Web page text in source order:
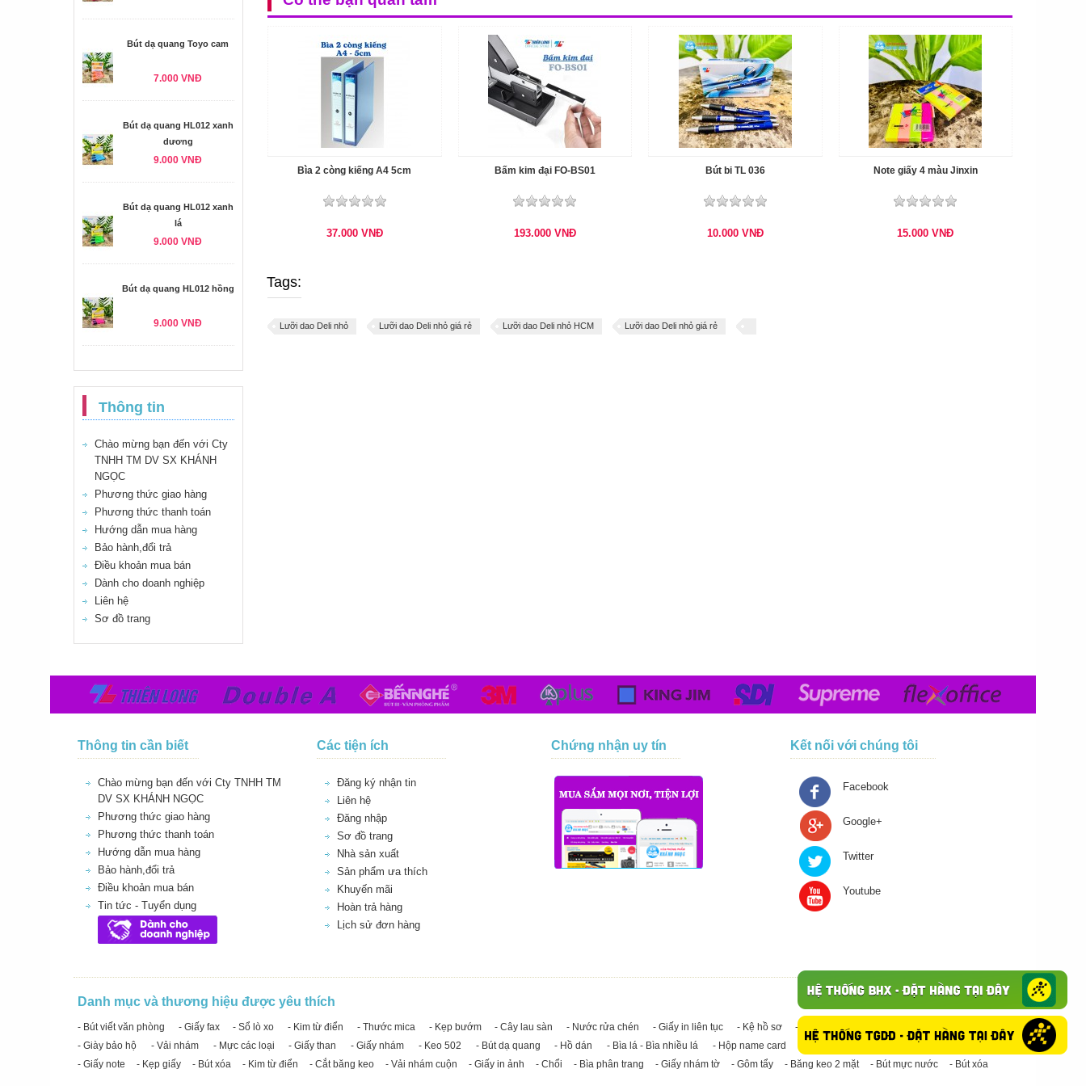
Bút dạ quang Toyo cam
7.000 VNĐ
Bút dạ quang HL012 xanh
dương
9.000 VNĐ
Bút dạ quang HL012 xanh
lá
9.000 VNĐ
Bút dạ quang HL012 hồng
9.000 VNĐ
Thông tin
Chào mừng bạn đến với Cty
TNHH TM DV SX KHÁNH
NGỌC
Phương thức giao hàng
Phương thức thanh toán
Hướng dẫn mua hàng
Bảo hành,đổi trả
Điều khoản mua bán
Dành cho doanh nghiệp
Liên hệ
Sơ đồ trang
Bìa 2 còng kiếng A4 5cm
37.000 VNĐ
Bấm kim đại FO-BS01
193.000 VNĐ
Bút bi TL 036
10.000 VNĐ
Note giấy 4 màu Jinxin
15.000VNĐ
Tags:
Lưỡi dao Deli nhỏ Lưỡi dao Deli nhỏ giá rẻ Lưỡi dao Deli nhỏ HCM Lưỡi dao Deli nhỏ giá rẻ
Thông tin cần biết
Chào mừng bạn đến với Cty TNHH TM
DV SX KHÁNH NGỌC
Phương thức giao hàng
Phương thức thanh toán
Hướng dẫn mua hàng
Bảo hành,đổi trả
Điều khoản mua bán
Tin tức - Tuyển dụng
Các tiện ích
Đăng ký nhận tin
Liên hệ
Đăng nhập
Sơ đồ trang
Nhà sản xuất
Sản phẩm ưa thích
Khuyến mãi
Hoàn trả hàng
Lịch sử đơn hàng
Chứng nhận uy tín Kết nối với chúng tôi
Facebook
Google+
Twitter
Youtube
Danh mục và thương hiệu được yêu thích
- Bút viết văn phòng - Giấy fax - Sổ lò xo - Kim từ điển - Thước mica - Kẹp bướm - Cây lau sàn - Nước rửa chén - Giấy in liên tục - Kệ hồ sơ - Giấy in A4
- Băng keo trong - Băng keo đục
- Giày bảo hộ
- Vải nhám - Mực các loại - Giấy than - Giấy nhám - Keo 502 - Bút dạ quang - Hồ dán - Bìa lá - Bìa nhiều lá - Hộp name card - Giấy in A3 - Giấy vệ sinh
- Keo Silicone
- Giấy note
- Kẹp giấy - Bút xóa - Kim từ điển - Cắt băng keo - Vải nhám cuộn - Giấy in ảnh - Chổi - Bìa phân trang - Giấy nhám tờ - Gôm tẩy - Băng keo 2 mặt - Bút mực nước - Bút xóa